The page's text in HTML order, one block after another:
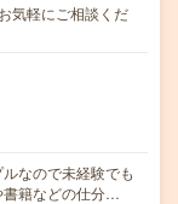
気軽にご相談くだ
なので未経験でも
籍などの仕分…